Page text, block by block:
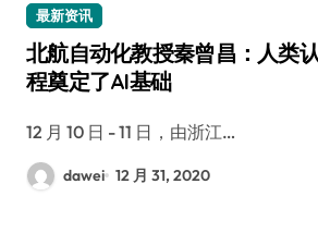
最新资讯
北航自动化教授秦曾昌：人类
程奠定了AI基础
12 月 10 日 - 11 日，由浙江…
dawei 12 月 31, 2020